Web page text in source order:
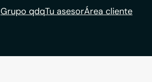
Grupo qdqTu asesorÁrea cliente